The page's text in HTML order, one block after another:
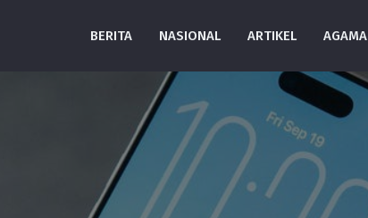
BERITA NASIONAL ARTIKEL AGAMA